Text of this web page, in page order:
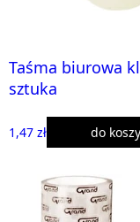
Taśma biurowa
sztuka
1,47 zł do